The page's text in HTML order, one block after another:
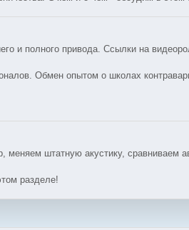
и полного привода. Ссылки на
Обмен опытом о школах
штатную акустику, сравниваем
разделе!